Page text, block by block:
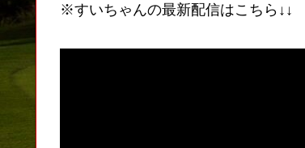
※すいちゃんの最新配信はこちら↓↓